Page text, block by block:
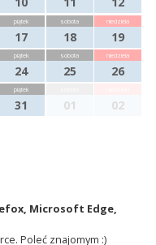
piątek
17
sobota
18
niedziela
19
piątek
24
sobota
25
niedziela
26
piątek
31 01 02
Microsoft Edge,
Poleć znajomym :)